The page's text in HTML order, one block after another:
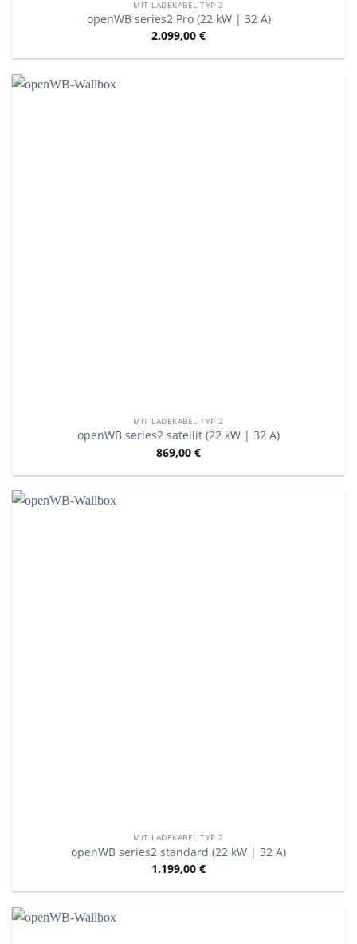
MIT LADEKABEL TYP 2
openWB series2 Pro (22 kW | 32 A)
2.099,00 €
MIT LADEKABEL TYP 2
openWB series2 satellit (22 kW | 32 A)
869,00 €
MIT LADEKABEL TYP 2
openWB series2 standard (22 kW | 32 A)
1.199,00 €